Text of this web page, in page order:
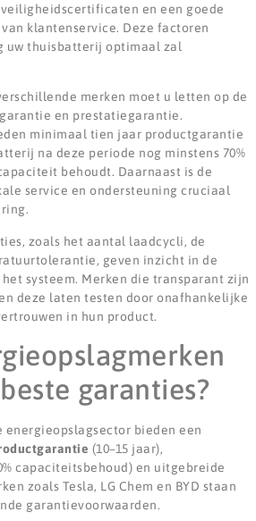
en een goede
klantenservice. Deze factoren
uw thuisbatterij optimaal zal
merken moet u letten op de
en prestatiegarantie.
minimaal tien jaar productgarantie
na deze periode nog minstens 70%
behoudt. Daarnaast is de
service en ondersteuning cruciaal
zoals het aantal laadcycli, de
geven inzicht in de
systeem. Merken die transparant zijn
deze laten testen door onafhankelijke
in hun product.
garanties?
energieopslagsector bieden een
(10–15 jaar),
capaciteitsbehoud) en uitgebreide
zoals Tesla, LG Chem en BYD staan
garantievoorwaarden.